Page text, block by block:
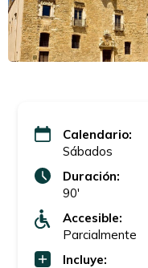
Calendario:
Sábados
Duración:
90'
Accesible:
Parcialmente
Incluye: